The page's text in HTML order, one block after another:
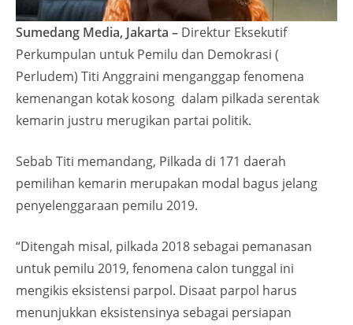
Sumedang Media, Jakarta – Direktur Eksekutif
Perkumpulan untuk Pemilu dan Demokrasi (
Perludem) Titi Anggraini menganggap fenomena
kemenangan kotak kosong dalam pilkada serentak
kemarin justru merugikan partai politik.
Sebab Titi memandang, Pilkada di 171 daerah
pemilihan kemarin merupakan modal bagus jelang
penyelenggaraan pemilu 2019.
“Ditengah misal, pilkada 2018 sebagai pemanasan
untuk pemilu 2019, fenomena calon tunggal ini
mengikis eksistensi parpol. Disaat parpol harus
menunjukkan eksistensinya sebagai persiapan